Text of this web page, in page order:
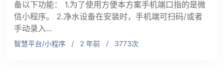
备以下功能： 1.为了使用方便本方案手机端口指的是微
信小程序。 2.净水设备在安装时，手机端可扫码/或者
手动录入...
智慧平台/小程序 / 2 年前 / 3773次